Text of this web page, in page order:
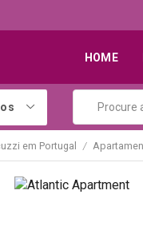
HOME
em Portugal /